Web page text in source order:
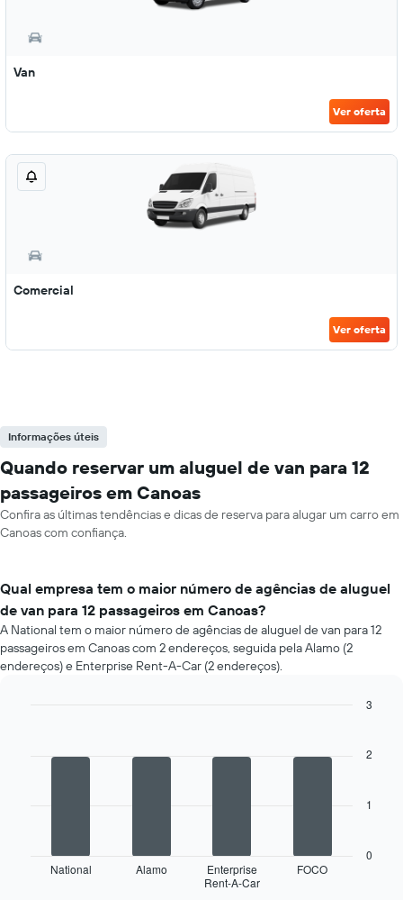
Van
Ver oferta
Comercial
Ver oferta
Informações úteis
Quando reservar um aluguel de van para 12
passageiros em Canoas
Confira as últimas tendências e dicas de reserva para alugar um carro em
Canoas com confiança.
Qual empresa tem o maior número de agências de aluguel
de van para 12 passageiros em Canoas?
A National tem o maior número de agências de aluguel de van para 12
passageiros em Canoas com 2 endereços, seguida pela Alamo (2
endereços) e Enterprise Rent-A-Car (2 endereços).
seguirNational Alamo
Enterprise
Rent-A-Car
FOCO
0
1
2
3